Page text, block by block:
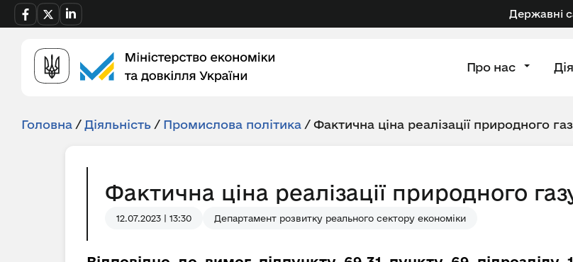
Державні
Про нас
Головна / Діяльність / Промислова політика / Фактична ціна реалізації природного
Фактична ціна реалізації природного
12.07.2023 | 13:30 Департамент розвитку реального сектору економіки